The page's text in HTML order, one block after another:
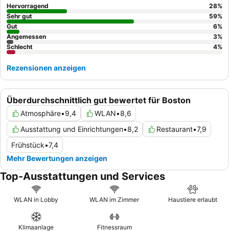
zur Autobahn zeigt.
Überdurchschnittlich gut bewertet für Boston
Atmosphäre•9,4 WLAN•8,6
Ausstattung und Einrichtungen•8,2 Restaurant•7,9
Frühstück•7,4
Mehr Bewertungen anzeigen
Hervorragend 28%
Sehr gut
59%
Gut
6%
Angemessen
3%
Schlecht
4%
Rezensionen anzeigen
Top-Ausstattungen und Services
WLAN in Lobby WLAN im Zimmer Haustiere erlaubt
Klimaanlage Fitnessraum